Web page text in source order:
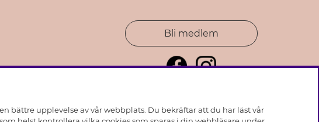
Bli medlem
bättre upplevelse av vår webbplats. Du bekräftar att du har läst vår